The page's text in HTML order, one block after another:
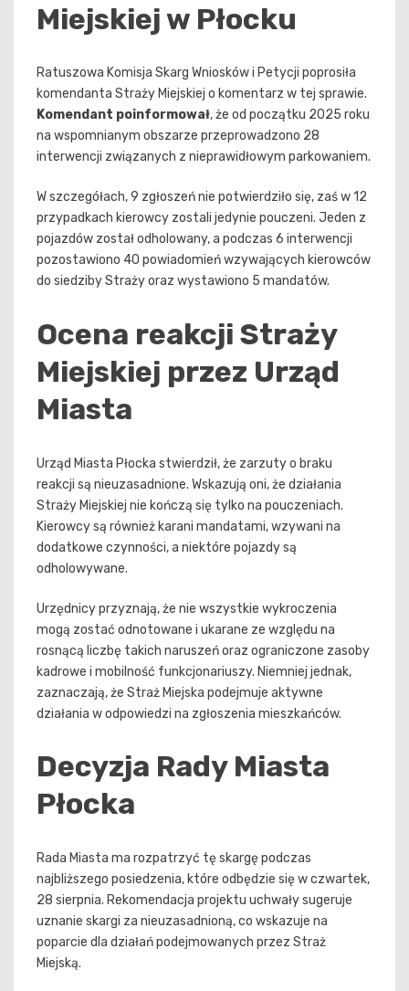
Miejskiej w Płocku
Ratuszowa Komisja Skarg Wniosków i Petycji poprosiła
komendanta Straży Miejskiej o komentarz w tej sprawie.
Komendant poinformował, że od początku 2025 roku
na wspomnianym obszarze przeprowadzono 28
interwencji związanych z nieprawidłowym parkowaniem.
W szczegółach, 9 zgłoszeń nie potwierdziło się, zaś w 12
przypadkach kierowcy zostali jedynie pouczeni. Jeden z
pojazdów został odholowany, a podczas 6 interwencji
pozostawiono 40 powiadomień wzywających kierowców
do siedziby Straży oraz wystawiono 5 mandatów.
Ocena reakcji Straży
Miejskiej przez Urząd
Miasta
Urząd Miasta Płocka stwierdził, że zarzuty o braku
reakcji są nieuzasadnione. Wskazują oni, że działania
Straży Miejskiej nie kończą się tylko na pouczeniach.
Kierowcy są również karani mandatami, wzywani na
dodatkowe czynności, a niektóre pojazdy są
odholowywane.
Urzędnicy przyznają, że nie wszystkie wykroczenia
mogą zostać odnotowane i ukarane ze względu na
rosnącą liczbę takich naruszeń oraz ograniczone zasoby
kadrowe i mobilność funkcjonariuszy. Niemniej jednak,
zaznaczają, że Straż Miejska podejmuje aktywne
działania w odpowiedzi na zgłoszenia mieszkańców.
Decyzja Rady Miasta
Płocka
Rada Miasta ma rozpatrzyć tę skargę podczas
najbliższego posiedzenia, które odbędzie się w czwartek,
28 sierpnia. Rekomendacja projektu uchwały sugeruje
uznanie skargi za nieuzasadnioną, co wskazuje na
poparcie dla działań podejmowanych przez Straż
Miejską.